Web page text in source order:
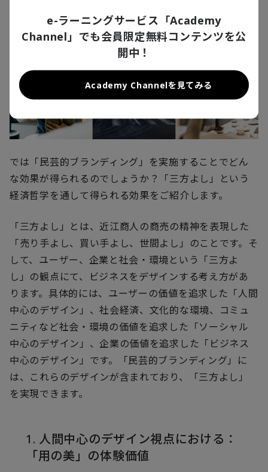
「三方よし」を実現
では「民芸的ブランディング」を実施することでどん
な効果が得られるのでしょうか？「三方よし」という
経済哲学を通して得られる効果をご紹介します。
「三方よし」とは、近江商人の商売の精神を表現した
「売り手よし、買い手よし、世間よし」のことです。そ
して、ユーザー、企業と社会・環境という「三方よ
し」の観点にて、ビジネスをデザインする考え方があ
ります。具体的には、ユーザーの価値を追求した「人間
中心のデザイン」、社会経済、文化的な環境、コミュ
ニティなど社会・環境の価値を追求した「ソーシャル
中心のデザイン」、企業の価値を追求した「ビジネス
中心のデザイン」です。「民芸的ブランディング」に
は、これらのデザインが含まれており、「三方よし」
を実現できます。
1. 人間中心のデザイン視点における：
「用の美」の体験価値
e-ラーニングサービス「Academy
Channel」でも会員限定無料コンテンツを公
開中！
Academy Channelを見てみる